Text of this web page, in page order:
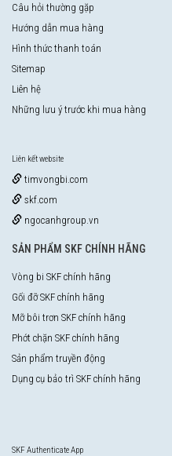
Câu hỏi thường gặp
Hướng dẫn mua hàng
Hình thức thanh toán
Sitemap
Liên hệ
Những lưu ý trước khi mua hàng
Liên kết website
timvongbi.com
skf.com
ngocanhgroup.vn
SẢN PHẨM SKF CHÍNH HÃNG
Vòng bi SKF chính hãng
Gối đỡ SKF chính hãng
Mỡ bôi trơn SKF chính hãng
Phớt chặn SKF chính hãng
Sản phẩm truyền động
Dụng cụ bảo trì SKF chính hãng
SKF Authenticate App